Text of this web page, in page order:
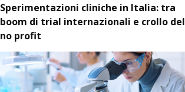
Sperimentazioni cliniche in Italia: tra
boom di trial internazionali e crollo del
no profit